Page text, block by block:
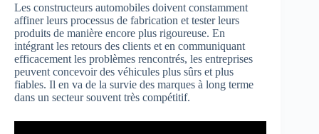
Les constructeurs automobiles doivent constamment
affiner leurs processus de fabrication et tester leurs
produits de manière encore plus rigoureuse. En
intégrant les retours des clients et en communiquant
efficacement les problèmes rencontrés, les entreprises
peuvent concevoir des véhicules plus sûrs et plus
fiables. Il en va de la survie des marques à long terme
dans un secteur souvent très compétitif.